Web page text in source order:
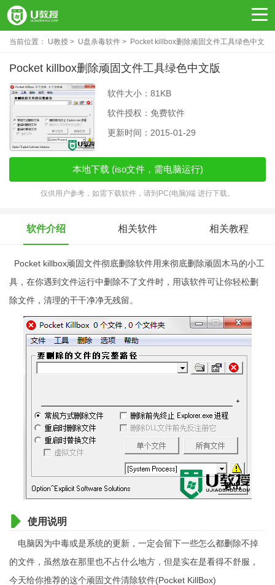
当前位置： U教授 U盘杀毒软件 Pocket killbox删除顽固文件工具绿色中文
版
Pocket killbox删除顽固文件工具绿色中文版
软件大小：81KB
软件授权：免费软件
更新时间：2015-01-29
本地下载 (iso文件，需电脑运行)
仅供用户参考，如需下载软件，请到PC(电脑)端 进行下载。
软件介绍 相关软件 相关教程
Pocket killbox顽固文件彻底删除软件用来彻底删除顽固木马的小工
具，在你遇到文件运行中删除不了文件时，用该软件可让你轻松删
除文件，清理的干干净净无残留。
使用说明
电脑因为中毒或是系统的更新，一定会留下一些怎么都删除不掉
的文件，虽然放在那里也不占什么地方，但是实在是看得不舒服，
今天给你推荐的这个顽固文件清除软件(Pocket KillBox)